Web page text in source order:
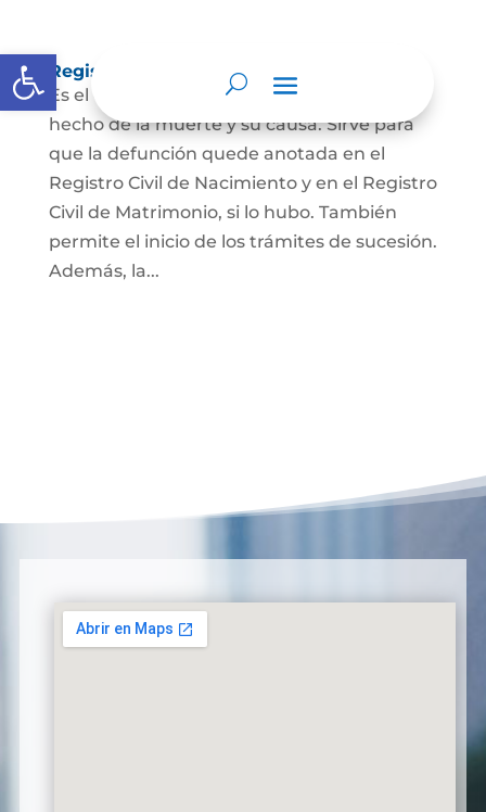
Abrir barra de herramientas
Registro Civil de Defunción
Es el documento público que prueba el
hecho de la muerte y su causa. Sirve para
que la defunción quede anotada en el
Registro Civil de Nacimiento y en el Registro
Civil de Matrimonio, si lo hubo. También
permite el inicio de los trámites de sucesión.
Además, la...